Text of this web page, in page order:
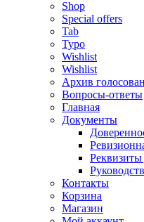
Shop
Special offers
Tab
Typo
Wishlist
Wishlist
Архив
Вопросы-ответы
Главная
Документы
Контакты
Корзина
Магазин